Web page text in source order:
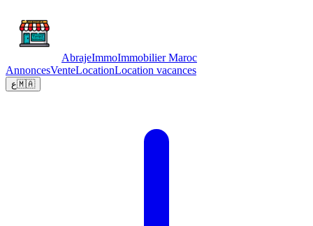
AbrajeImmoImmobilier Maroc
AnnoncesVenteLocationLocation vacances
ع🇲🇦